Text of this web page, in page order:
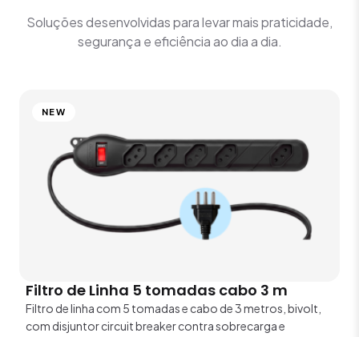
Soluções desenvolvidas para levar mais praticidade,
segurança e eficiência ao dia a dia.
NEW
Filtro de Linha 5 tomadas cabo 3 m
Filtro de linha com 5 tomadas e cabo de 3 metros, bivolt,
com disjuntor circuit breaker contra sobrecarga e